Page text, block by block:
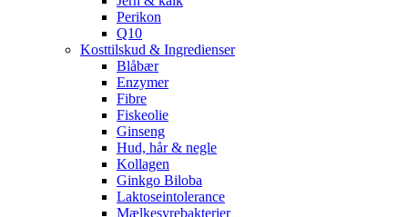
Perikon
Q10
Kosttilskud & Ingredienser
Blåbær
Enzymer
Fibre
Fiskeolie
Ginseng
Hud, hår & negle
Kollagen
Ginkgo Biloba
Laktoseintolerance
Mælkesyrebakterier